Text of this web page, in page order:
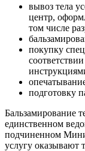
вывоз тела
центр,
том числе
покупку
подготовку
Бальзамирование
единственном
подчиненном
услугу оказывают